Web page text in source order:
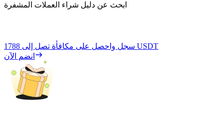
ابحث عن دليل شراء العملات المشفرة
سجل واحصل على مكافأة تصل إلى 1788 USDT
انضم الآن